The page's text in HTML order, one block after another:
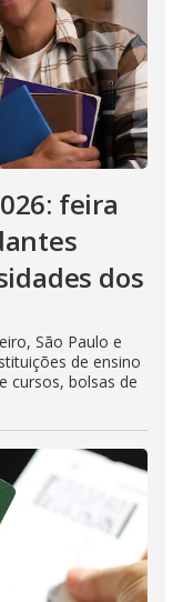
feira
dos
São Paulo e
de ensino
cursos, bolsas de